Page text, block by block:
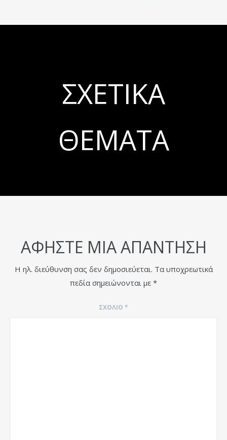
ΣΧΕΤΙΚΆ
ΘΈΜΑΤΑ
ΑΦΉΣΤΕ ΜΙΑ ΑΠΆΝΤΗΣΗ
Η ηλ. διεύθυνση σας δεν δημοσιεύεται. Τα υποχρεωτικά
πεδία σημειώνονται με *
ΣΧΌΛΙΟ *